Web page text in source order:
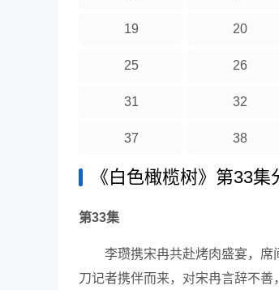
19 20
25 26
31 32
37 38
《白色橄榄树》第33集
第33集
李瓒携宋冉共赴烤肉盛宴，
刀记者携伴而来，对宋冉言辞不